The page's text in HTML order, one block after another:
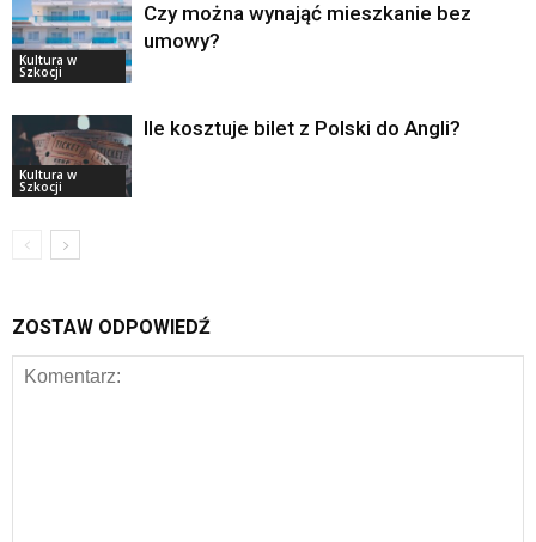
Kultura w
Szkocji
Czy można wynająć mieszkanie bez
umowy?
Kultura w
Szkocji
Ile kosztuje bilet z Polski do Angli?
ZOSTAW ODPOWIEDŹ